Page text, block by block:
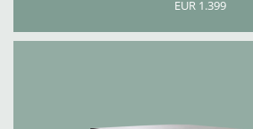
EUR 1.399